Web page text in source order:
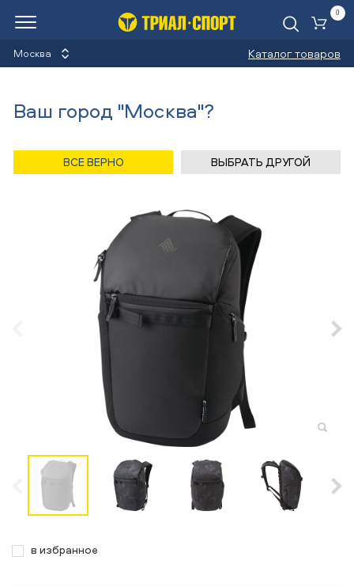
Москва Каталог товаров
0
Рюкзак Nitro NIKURO
в избранное
Ваш город "Москва"?
ВСЕ ВЕРНО ВЫБРАТЬ ДРУГОЙ